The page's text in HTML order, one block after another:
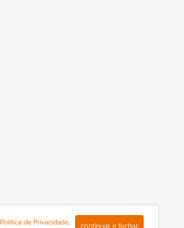
Política de Privacidade. continuar e fechar